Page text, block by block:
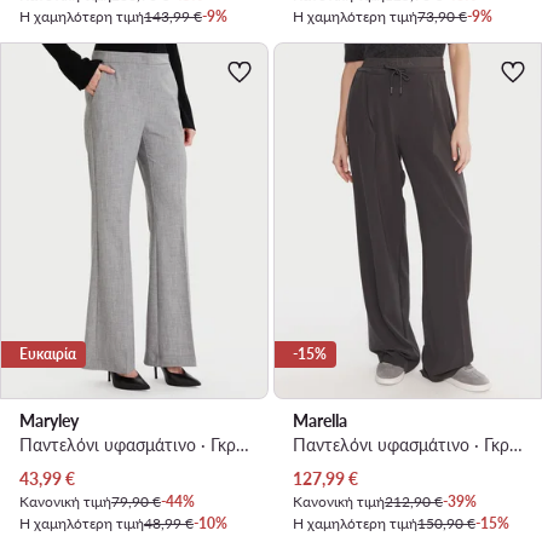
Η χαμηλότερη τιμή143,99 €-9%
Η χαμηλότερη τιμή73,90 €-9%
Ευκαιρία
Maryley
Παντελόνι υφασμάτινο · Γκρι · Regular Fit
Τρέχουσα τιμή
43,99€
Κανονική τιμή79,90 €-44%
Η χαμηλότερη τιμή48,99 €-10%
-15%
Marella
Παντελόνι υφασμάτινο · Γκρι · Regular Fit
Τρέχουσα τιμή
127,99€
Κανονική τιμή212,90 €-39%
Η χαμηλότερη τιμή150,90 €-15%